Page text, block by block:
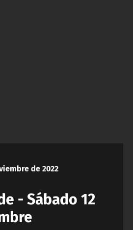
de 2022
- Sábado 12